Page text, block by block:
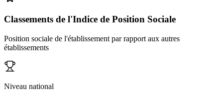
Classements de l'Indice de Position Sociale
Position sociale de l'établissement par rapport aux autres
établissements
Niveau national